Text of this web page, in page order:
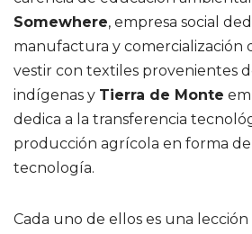
Somewhere, empresa social
manufactura y comercialización
vestir con textiles provenientes
indígenas y Tierra de Monte
dedica a la transferencia
producción agrícola en forma
tecnología.
Cada uno de ellos es una